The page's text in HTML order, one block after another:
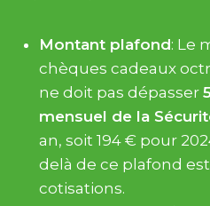
Montant plafond: Le
chèques cadeaux
ne doit pas dépasser
mensuel de la
an, soit 194 € pour
delà de ce plafond
cotisations.